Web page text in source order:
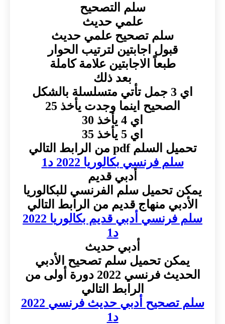
سلم التصحيح
علمي حديث
سلم تصحيح علمي حديث
قبول اجابتين لترتيب الحوار
طبعاً الاجابتين علامة كاملة
بعد ذلك
اي 3 جمل تأتي متسلسلة بالشكل
الصحيح اينما وجدت يأخذ 25
اي 4 يأخذ 30
اي 5 يأخذ 35
تحميل السلم pdf من الرابط التالي
سلم فرنسي بكالوريا 2022 د1
أدبي قديم
يمكن تحميل سلم الفرنسي للبكالوريا
الأدبي منهاج قديم من الرابط التالي
سلم فرنسي أدبي قديم بكالوريا 2022
د1
أدبي حديث
يمكن تحميل سلم تصحيح الأدبي
الحديث فرنسي 2022 دورة أولى من
الرابط التالي
سلم تصحيح أدبي حديث فرنسي 2022
د1